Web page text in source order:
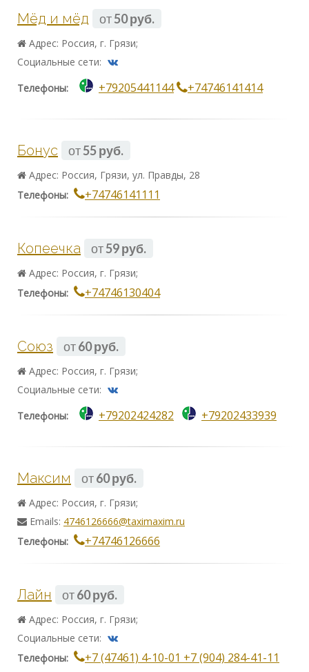
Мёд и мёд от50 руб.
Адрес: Россия, г. Грязи;
Социальные сети:
Телефоны: +79205441144 +74746141414
Бонус от55 руб.
Адрес: Россия, Грязи, ул. Правды, 28
Телефоны:
+74746141111
Копеечка от59 руб.
Адрес: Россия, г. Грязи;
Телефоны:
+74746130404
Союз от60 руб.
Адрес: Россия, г. Грязи;
Социальные сети:
Телефоны: +79202424282 +79202433939
Максим от60 руб.
Адрес: Россия, г. Грязи;
Emails: 4746126666@taximaxim.ru
Телефоны:
+74746126666
Лайн от60 руб.
Адрес: Россия, г. Грязи;
Социальные сети:
Телефоны:
+7 (47461) 4-10-01 +7 (904) 284-41-11